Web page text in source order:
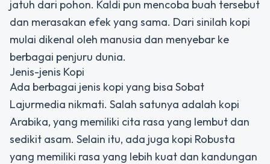
jatuh dari pohon. Kaldi pun mencoba buah tersebut
dan merasakan efek yang sama. Dari sinilah kopi
mulai dikenal oleh manusia dan menyebar ke
berbagai penjuru dunia.
Jenis-jenis Kopi
Ada berbagai jenis kopi yang bisa Sobat
Lajurmedia nikmati. Salah satunya adalah kopi
Arabika, yang memiliki cita rasa yang lembut dan
sedikit asam. Selain itu, ada juga kopi Robusta
yang memiliki rasa yang lebih kuat dan kandungan